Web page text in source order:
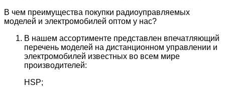
В чем преимущества покупки радиоуправляемых
моделей и электромобилей оптом у нас?
В нашем ассортименте представлен впечатляющий
перечень моделей на дистанционном управлении и
электромобилей известных во всем мире
производителей:
HSP;